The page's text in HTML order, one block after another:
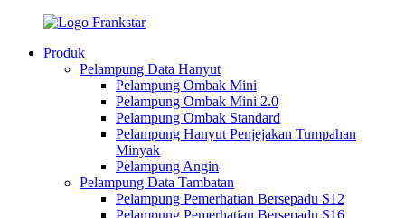
Produk
Pelampung Data Hanyut
Pelampung Ombak Mini
Pelampung Ombak Mini 2.0
Pelampung Ombak Standard
Pelampung Hanyut Penjejakan Tumpahan
Minyak
Pelampung Angin
Pelampung Data Tambatan
Pelampung Pemerhatian Bersepadu S12
Pelampung Pemerhatian Bersepadu S16